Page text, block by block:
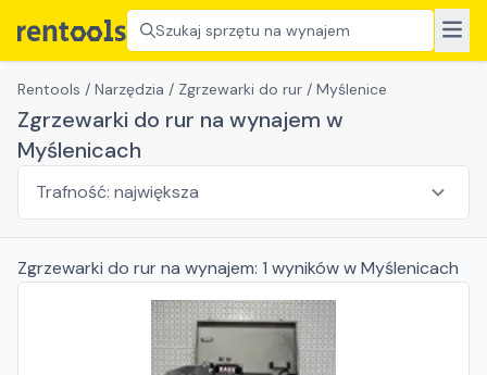
Szukaj sprzętu na wynajem
Rentools / Narzędzia / Zgrzewarki do rur / Myślenice
Zgrzewarki do rur na wynajem w
Myślenicach
Zgrzewarki do rurna wynajem: 1 wynikóww Myślenicach